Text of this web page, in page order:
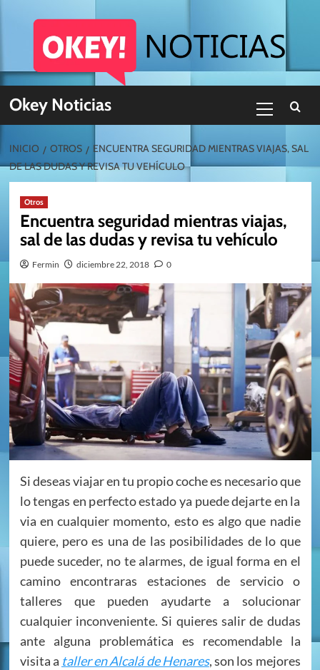
Okey Noticias
primario
INICIO OTROS
ENCUENTRA SEGURIDAD MIENTRAS VIAJAS, SAL
DE LAS DUDAS Y REVISA TU VEHÍCULO
Otros
Encuentra seguridad mientras viajas,
sal de las dudas y revisa tu vehículo
Fermin diciembre 22, 2018 0
Si deseas viajar en tu propio coche es necesario que
lo tengas en perfecto estado ya puede dejarte en la
via en cualquier momento, esto es algo que nadie
quiere, pero es una de las posibilidades de lo que
puede suceder, no te alarmes, de igual forma en el
camino encontraras estaciones de servicio o
talleres que pueden ayudarte a solucionar
cualquier inconveniente. Si quieres salir de dudas
ante alguna problemática es recomendable la
visita a taller en Alcalá de Henares, son los mejores